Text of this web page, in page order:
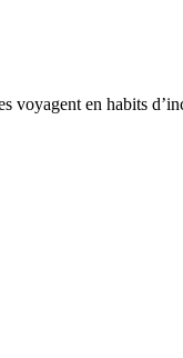
voyagent en habits